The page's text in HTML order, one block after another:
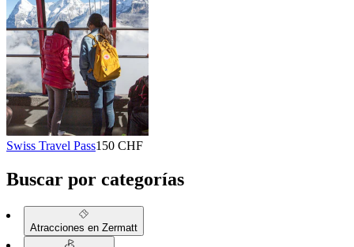
Swiss Travel Pass150 CHF
Buscar por categorías
Atracciones en Zermatt